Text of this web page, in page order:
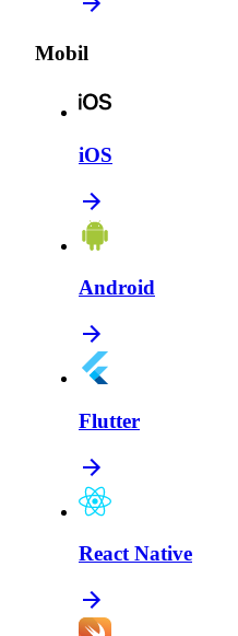
Mobil
iOS
Android
Flutter
React Native